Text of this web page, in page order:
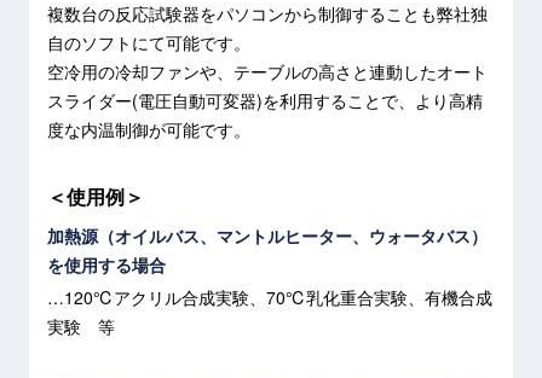
複数台の反応試験器をパソコンから制御することも弊社独
自のソフトにて可能です。
空冷用の冷却ファンや、テーブルの高さと連動したオート
スライダー(電圧自動可変器)を利用することで、より高精
度な内温制御が可能です。
＜使用例＞
加熱源（オイルバス、マントルヒーター、ウォータバス）
を使用する場合
…120℃アクリル合成実験、70℃乳化重合実験、有機合成
実験 等